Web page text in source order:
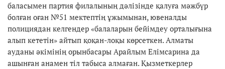
баласымен партия филалының дәлізінде қалуға мәжбүр
болған оған №51 мектептің ұжымынан, ювеналды
полициядан келгендер «балаларын бейімдеу орталығына
алып кететін» айтып қоқан-лоқы көрсеткен. Алматы
ауданы әкімінің орынбасары Арайлым Елімсарина да
ашынған анамен тіл табыса алмаған. Қызметкерлер